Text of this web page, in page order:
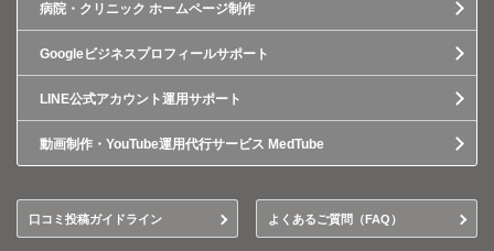
病院・クリニック ホームページ制作
Googleビジネスプロフィールサポート
LINE公式アカウント運用サポート
動画制作・YouTube運用代行サービス MedTube
口コミ投稿ガイドライン よくあるご質問（FAQ）